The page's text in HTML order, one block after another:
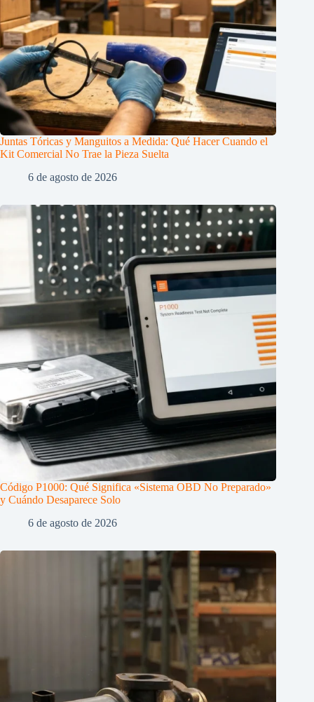
Juntas Tóricas y Manguitos a Medida: Qué Hacer Cuando el
Kit Comercial No Trae la Pieza Suelta
6 de agosto de 2026
Código P1000: Qué Significa «Sistema OBD No Preparado»
y Cuándo Desaparece Solo
6 de agosto de 2026